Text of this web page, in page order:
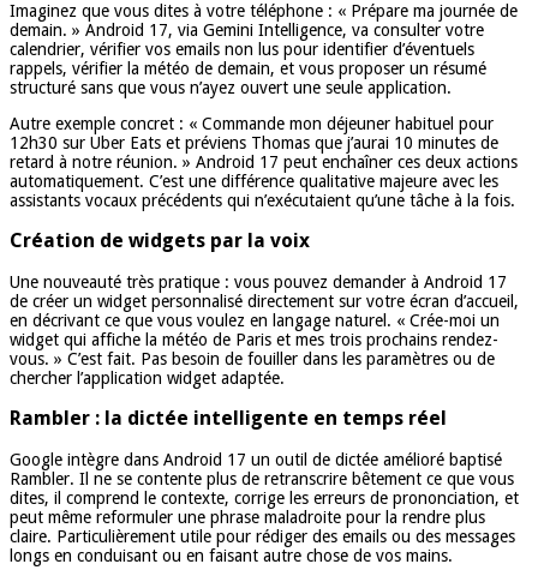
Imaginez que vous dites à votre téléphone : « Prépare ma journée de
demain. » Android 17, via Gemini Intelligence, va consulter votre
calendrier, vérifier vos emails non lus pour identifier d’éventuels
rappels, vérifier la météo de demain, et vous proposer un résumé
structuré sans que vous n’ayez ouvert une seule application.
Autre exemple concret : « Commande mon déjeuner habituel pour
12h30 sur Uber Eats et préviens Thomas que j’aurai 10 minutes de
retard à notre réunion. » Android 17 peut enchaîner ces deux actions
automatiquement. C’est une différence qualitative majeure avec les
assistants vocaux précédents qui n’exécutaient qu’une tâche à la fois.
Création de widgets par la voix
Une nouveauté très pratique : vous pouvez demander à Android 17
de créer un widget personnalisé directement sur votre écran d’accueil,
en décrivant ce que vous voulez en langage naturel. « Crée-moi un
widget qui affiche la météo de Paris et mes trois prochains rendez-
vous. » C’est fait. Pas besoin de fouiller dans les paramètres ou de
chercher l’application widget adaptée.
Rambler : la dictée intelligente en temps réel
Google intègre dans Android 17 un outil de dictée amélioré baptisé
Rambler. Il ne se contente plus de retranscrire bêtement ce que vous
dites, il comprend le contexte, corrige les erreurs de prononciation, et
peut même reformuler une phrase maladroite pour la rendre plus
claire. Particulièrement utile pour rédiger des emails ou des messages
longs en conduisant ou en faisant autre chose de vos mains.